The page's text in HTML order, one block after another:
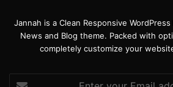
Jannah is a Clean Responsive
News and Blog theme. Packed with
completely customize your
Enter